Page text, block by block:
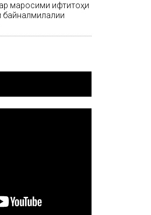
маросими ифтитоҳи
байналмилалии